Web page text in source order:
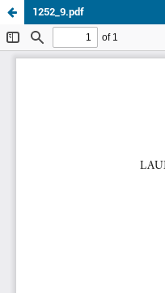
1252_9.pdf